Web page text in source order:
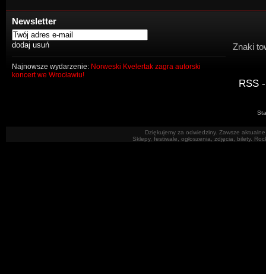
Newsletter
Najnowsze wydarzenie: Norweski Kvelertak zagra autorski
koncert we Wrocławiu!
Znaki
RSS
Dziękujemy za odwiedziny. Zawsze
Sklepy, festiwale, ogłoszenia, zdjęcia, bilety.